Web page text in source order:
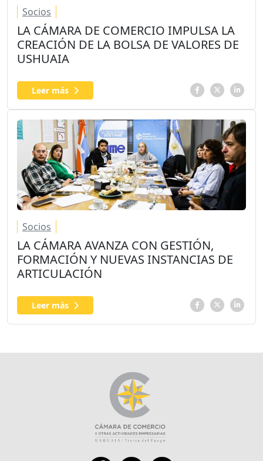
Socios
LA CÁMARA DE COMERCIO IMPULSA LA
CREACIÓN DE LA BOLSA DE VALORES DE
USHUAIA
Leer más
Socios
LA CÁMARA AVANZA CON GESTIÓN,
FORMACIÓN Y NUEVAS INSTANCIAS DE
ARTICULACIÓN
Leer más